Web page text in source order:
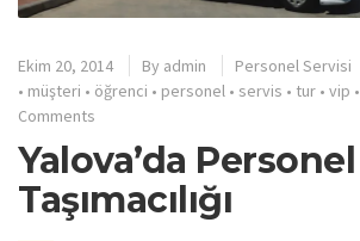
Ekim 20, 2014 By admin Personel Servisi
• müşteri • öğrenci • personel • servis • tur • vip •
Comments
Yalova’da Personel
Taşımacılığı